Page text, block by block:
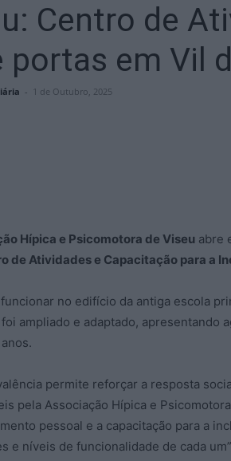
Centro de
portas em Vil
- 1 de Outubro, 2025
Hípica e Psicomotora de Viseu abre
de Atividades e Capacitação para a
funcionar no edifício da antiga escola
ampliado e adaptado, apresentando
permite reforçar a resposta
pela Associação Hípica e
pessoal e a capacitação para a
e níveis de funcionalidade de cada